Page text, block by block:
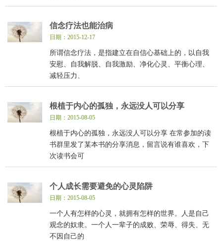
信念疗法也能治病
日期：2015-12-17
所谓信念疗法，是指建立在自信心基础上的，以自我
安慰、自我解脱、自我激励、净化心灵、平衡心理、
减轻压力、
根植于内心的孤独，永远没人可以分享
日期：2015-08-05
根植于内心的孤独，永远没人可以分享 在常参加的读
书群里发了某本书的分享消息，留言说有谁喜欢，下
次读书会可
个人成长需要避免的心灵陷阱
日期：2015-08-05
一个人有怎样的心灵，就拥有怎样的世界。人是自己
观念的奴隶。一个人一辈子的成败、荣辱、得失、无
不因自己的